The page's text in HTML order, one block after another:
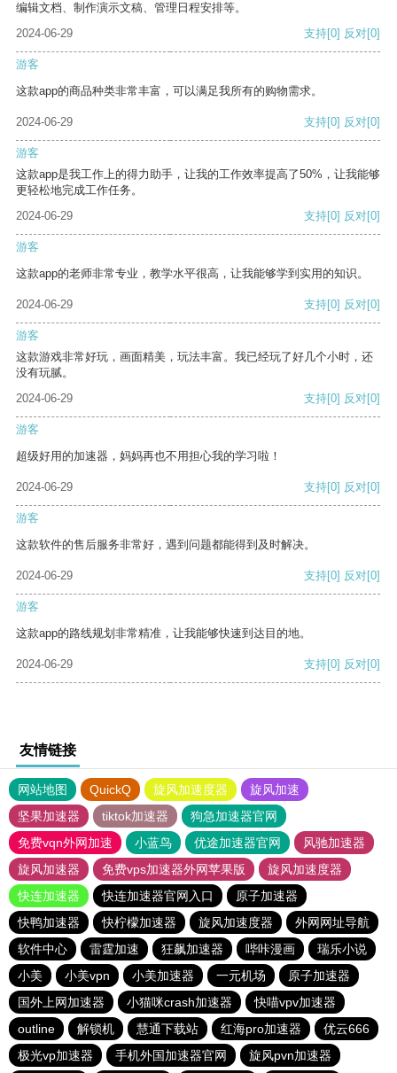
编辑文档、制作演示文稿、管理日程安排等。
2024-06-29
支持[0] 反对[0]
游客
这款app的商品种类非常丰富，可以满足我所有的购物需求。
2024-06-29 支持[0] 反对[0]
游客
这款app是我工作上的得力助手，让我的工作效率提高了50%，让我能够
更轻松地完成工作任务。
2024-06-29
支持[0] 反对[0]
游客
这款app的老师非常专业，教学水平很高，让我能够学到实用的知识。
2024-06-29 支持[0] 反对[0]
游客
这款游戏非常好玩，画面精美，玩法丰富。我已经玩了好几个小时，还
没有玩腻。
2024-06-29
支持[0] 反对[0]
游客
超级好用的加速器，妈妈再也不用担心我的学习啦！
2024-06-29 支持[0] 反对[0]
游客
这款软件的售后服务非常好，遇到问题都能得到及时解决。
2024-06-29 支持[0] 反对[0]
游客
这款app的路线规划非常精准，让我能够快速到达目的地。
2024-06-29 支持[0] 反对[0]
友情链接
网站地图 QuickQ 旋风加速度器
旋风加速
坚果加速器
tiktok加速器
狗急加速器官网
免费vqn外网加速
小蓝鸟 优途加速器官网
风驰加速器
旋风加速器
免费vps加速器外网苹果版
旋风加速度器
快连加速器
快连加速器官网入口
原子加速器
快鸭加速器
快柠檬加速器 旋风加速度器
外网网址导航
软件中心
雷霆加速 狂飙加速器 哔咔漫画
瑞乐小说
小美
小美vpn 小美加速器 一元机场
原子加速器
国外上网加速器
小猫咪crash加速器
快喵vpv加速器
outline
解锁机 慧通下载站 红海pro加速器
优云666
极光vp加速器
手机外国加速器官网 旋风pvn加速器